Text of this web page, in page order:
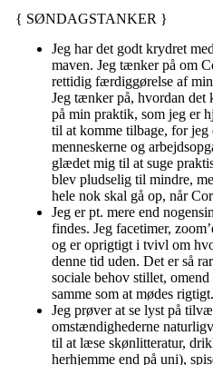
{ SØNDAGSTANKER }
Jeg har det godt krydret
maven. Jeg tænker på om
rettidig færdiggørelse af
Jeg tænker på, hvordan det
på min praktik, som jeg er
til at komme tilbage, for jeg
menneskerne og
glædet mig til at suge
blev pludselig til mindre,
hele nok skal gå op, når
Jeg er pt. mere end
findes. Jeg facetimer,
og er oprigtigt i tvivl om
denne tid uden. Det er så
sociale behov stillet,
samme som at mødes rigtigt.
Jeg prøver at se lyst på
omstændighederne
til at læse skønlitteratur,
herhjemme end på uni),